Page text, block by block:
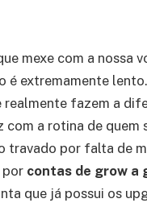
mexe com a nossa
é extremamente
fazem a
com a rotina de
travado por falta de
por contas de grow a
que já possui os